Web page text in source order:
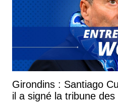
Girondins : Santiago
il a signé la tribune